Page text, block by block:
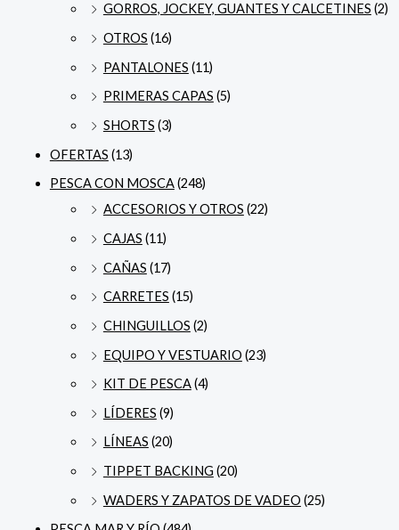
GORROS, JOCKEY, GUANTES Y CALCETINES (2)
OTROS (16)
PANTALONES (11)
PRIMERAS CAPAS (5)
SHORTS (3)
OFERTAS (13)
PESCA CON MOSCA(248)
ACCESORIOS Y OTROS (22)
CAJAS (11)
CAÑAS (17)
CARRETES (15)
CHINGUILLOS (2)
EQUIPO Y VESTUARIO (23)
KIT DE PESCA(4)
LÍDERES (9)
LÍNEAS (20)
TIPPET BACKING (20)
WADERS Y ZAPATOS DE VADEO (25)